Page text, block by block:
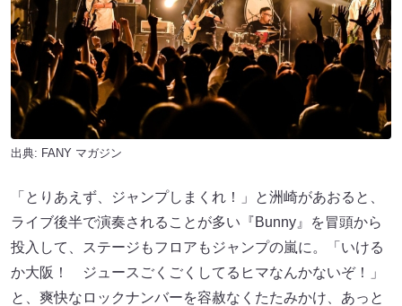
出典: FANY マガジン
「とりあえず、ジャンプしまくれ！」と洲崎があおると、
ライブ後半で演奏されることが多い『Bunny』を冒頭から
投入して、ステージもフロアもジャンプの嵐に。「いける
か大阪！ ジュースごくごくしてるヒマなんかないぞ！」
と、爽快なロックナンバーを容赦なくたたみかけ、あっと